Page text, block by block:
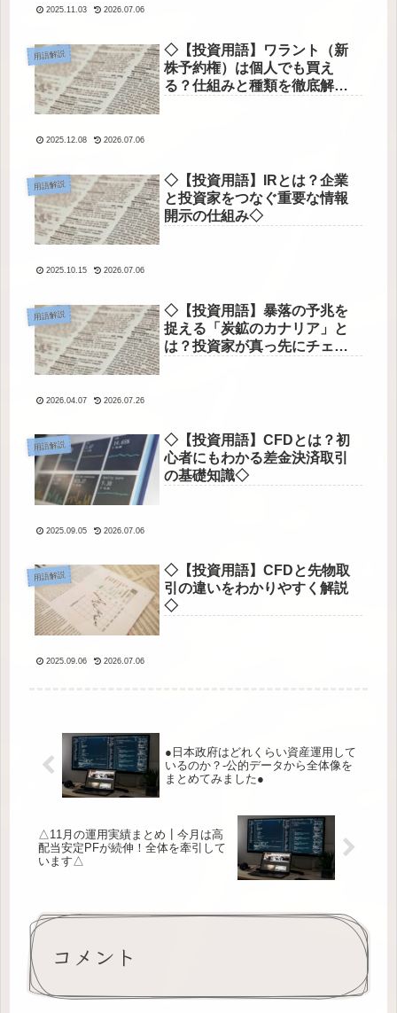
2025.11.03 2026.07.06
用語解説
◇【投資用語】ワラント（新
株予約権）は個人でも買え
る？仕組みと種類を徹底解説
2025.12.08 2026.07.06
用語解説
◇【投資用語】IRとは？企業
と投資家をつなぐ重要な情報
開示の仕組み◇
2025.10.15 2026.07.06
用語解説
◇【投資用語】暴落の予兆を
捉える「炭鉱のカナリア」と
は？投資家が真っ先にチェッ
2026.04.07 2026.07.26
用語解説
◇【投資用語】CFDとは？初
心者にもわかる差金決済取引
の基礎知識◇
2025.09.05 2026.07.06
用語解説
◇【投資用語】CFDと先物取
引の違いをわかりやすく解説
◇
2025.09.06 2026.07.06
●日本政府はどれくらい資産運用して
いるのか？-公的データから全体像を
まとめてみました●
△11月の運用実績まとめ┃今月は高
配当安定PFが続伸！全体を牽引して
います△
コメント